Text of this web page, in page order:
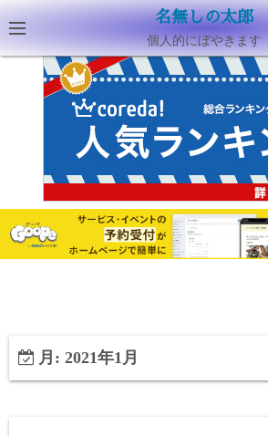
名無しの太郎
個人的にぼやきます
月: 2021年1月